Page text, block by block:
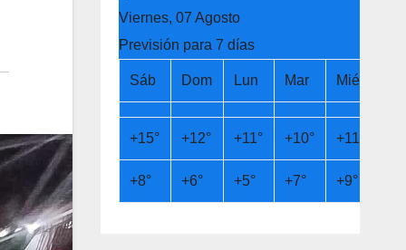
Viernes, 07 Agosto
Previsión para 7 días
Sáb Dom Lun Mar Mié
+15° +12° +11° +10° +11°
+8° +6° +5° +7° +9°